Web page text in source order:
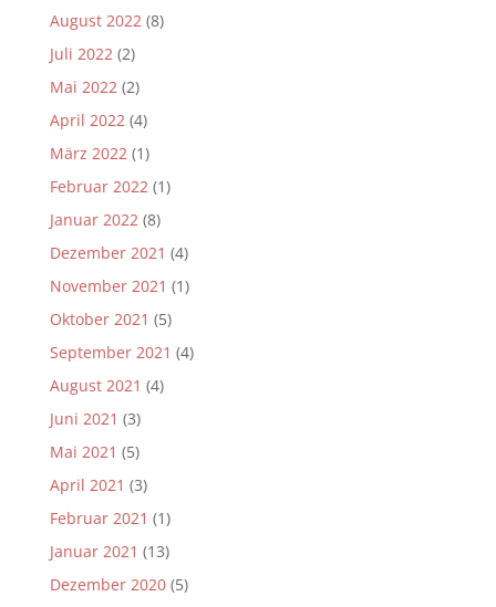
August 2022(8)
Juli 2022(2)
Mai 2022(2)
April 2022(4)
März 2022(1)
Februar 2022(1)
Januar 2022(8)
Dezember 2021 (4)
November 2021 (1)
Oktober 2021 (5)
September 2021 (4)
August 2021 (4)
Juni 2021 (3)
Mai 2021 (5)
April 2021 (3)
Februar 2021 (1)
Januar 2021 (13)
Dezember 2020(5)